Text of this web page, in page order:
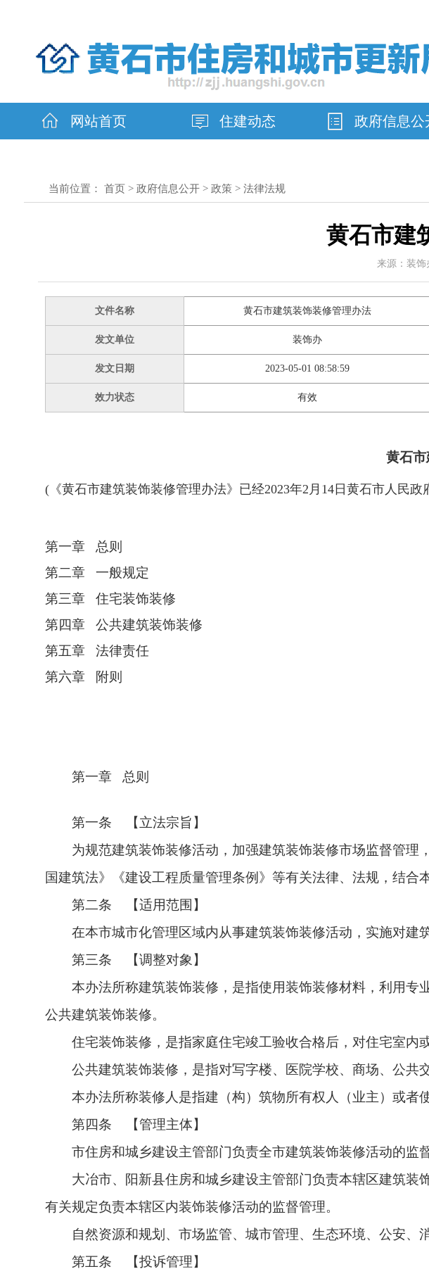
网站首页 住建动态 政府信息公
当前位置： 首页> 政府信息公开> 政策> 法律法规
黄石市建
来源：装
文件名称 黄石市建筑装饰装修管理办法
发文单位 装饰办
发文日期 2023-05-01 08:58:59
效力状态 有效
黄石
(《黄石市建筑装饰装修管理办法》已经2023年2月14日黄石市人民
第一章 总则
第二章 一般规定
第三章 住宅装饰装修
第四章 公共建筑装饰装修
第五章 法律责任
第六章 附则
第一章 总则
第一条 【立法宗旨】
为规范建筑装饰装修活动，加强建筑装饰装修市场监督管
国建筑法》《建设工程质量管理条例》等有关法律、法规，结合
第二条 【适用范围】
在本市城市化管理区域内从事建筑装饰装修活动，实施对建
第三条 【调整对象】
本办法所称建筑装饰装修，是指使用装饰装修材料，利用
公共建筑装饰装修。
住宅装饰装修，是指家庭住宅竣工验收合格后，对住宅室内
公共建筑装饰装修，是指对写字楼、医院学校、商场、公共
本办法所称装修人是指建（构）筑物所有权人（业主）或者使
第四条 【管理主体】
市住房和城乡建设主管部门负责全市建筑装饰装修活动的监
大冶市、阳新县住房和城乡建设主管部门负责本辖区建筑
有关规定负责本辖区内装饰装修活动的监督管理。
自然资源和规划、市场监管、城市管理、生态环境、公安、
第五条 【投诉管理】